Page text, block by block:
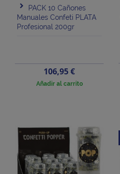
PACK 10 Cañones
Manuales Confeti PLATA
Profesional 200gr
Precio
106,95 €
Añadir al carrito